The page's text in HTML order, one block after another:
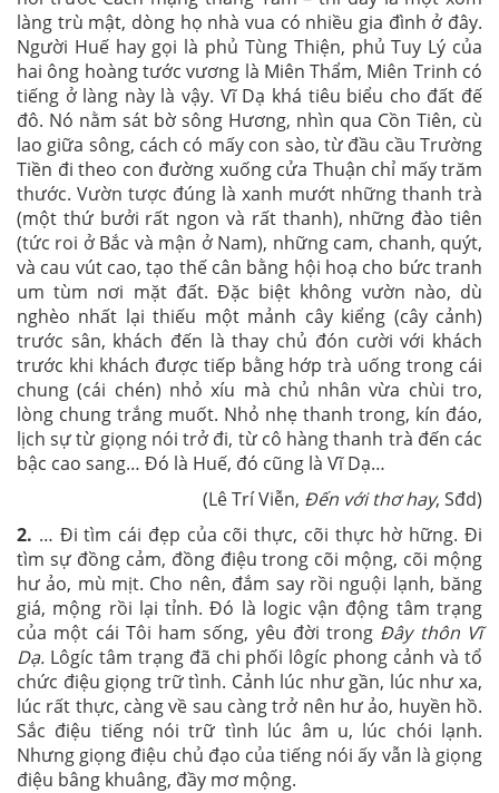
làng trù mật, dòng họ nhà vua có nhiều gia đình ở đây.
Người Huế hay gọi là phủ Tùng Thiện, phủ Tuy Lý của
hai ông hoàng tước vương là Miên Thẩm, Miên Trinh có
tiếng ở làng này là vậy. Vĩ Dạ khá tiêu biểu cho đất đế
đô. Nó nằm sát bờ sông Hương, nhìn qua Cồn Tiên, cù
lao giữa sông, cách có mấy con sào, từ đầu cầu Trường
Tiền đi theo con đường xuống cửa Thuận chỉ mấy trăm
thước. Vườn tược đúng là xanh mướt những thanh trà
(một thứ bưởi rất ngon và rất thanh), những đào tiên
(tức roi ở Bắc và mận ở Nam), những cam, chanh, quýt,
và cau vút cao, tạo thế cân bằng hội hoạ cho bức tranh
um tùm nơi mặt đất. Đặc biệt không vườn nào, dù
nghèo nhất lại thiếu một mảnh cây kiểng (cây cảnh)
trước sân, khách đến là thay chủ đón cười với khách
trước khi khách được tiếp bằng hớp trà uống trong cái
chung (cái chén) nhỏ xíu mà chủ nhân vừa chùi tro,
lòng chung trắng muốt. Nhỏ nhẹ thanh trong, kín đáo,
lịch sự từ giọng nói trở đi, từ cô hàng thanh trà đến các
bậc cao sang… Đó là Huế, đó cũng là Vĩ Dạ…
(Lê Trí Viễn, Đến với thơ hay, Sđd)
2. … Đi tìm cái đẹp của cõi thực, cõi thực hờ hững. Đi
tìm sự đồng cảm, đồng điệu trong cõi mộng, cõi mộng
hư ảo, mù mịt. Cho nên, đắm say rồi nguội lạnh, băng
giá, mộng rồi lại tỉnh. Đó là logic vận động tâm trạng
của một cái Tôi ham sống, yêu đời trong Đây thôn Vĩ
Dạ. Lôgíc tâm trạng đã chi phối lôgíc phong cảnh và tổ
chức điệu giọng trữ tình. Cảnh lúc như gần, lúc như xa,
lúc rất thực, càng về sau càng trở nên hư ảo, huyền hồ.
Sắc điệu tiếng nói trữ tình lúc âm u, lúc chói lạnh.
Nhưng giọng điệu chủ đạo của tiếng nói ấy vẫn là giọng
điệu bâng khuâng, đầy mơ mộng.